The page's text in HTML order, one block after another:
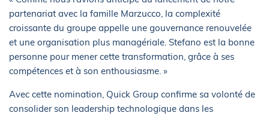
partenariat avec la famille Marzucco, la complexité
croissante du groupe appelle une gouvernance renouvelée
et une organisation plus managériale. Stefano est la bonne
personne pour mener cette transformation, grâce à ses
compétences et à son enthousiasme. »
Avec cette nomination, Quick Group confirme sa volonté de
consolider son leadership technologique dans les